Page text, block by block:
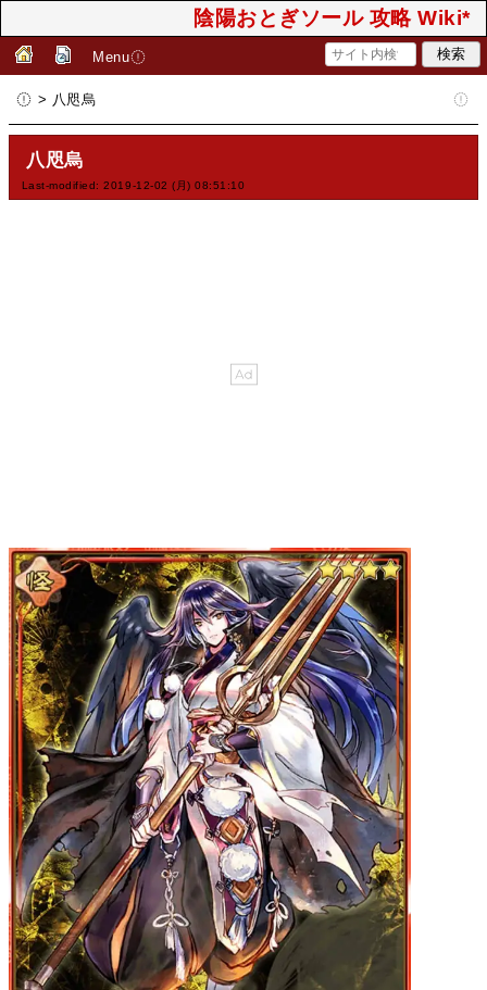
陰陽おとぎソール 攻略 Wiki*
Menu
> 八咫烏
八咫烏
Last-modified: 2019-12-02 (月) 08:51:10